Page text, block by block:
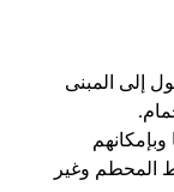
بالوصول إلى المبنى
المحطم وغير